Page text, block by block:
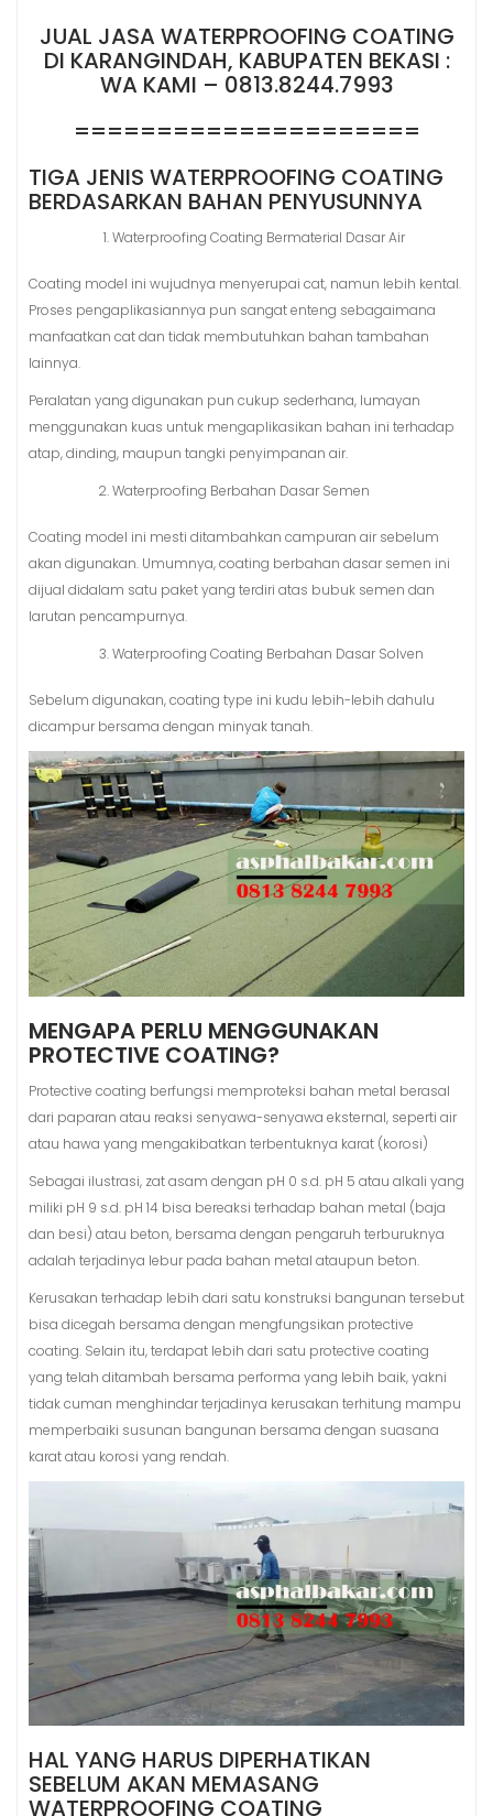
JUAL JASA WATERPROOFING COATING
DI KARANGINDAH, KABUPATEN BEKASI :
WA KAMI – 0813.8244.7993
=====================
TIGA JENIS WATERPROOFING COATING
BERDASARKAN BAHAN PENYUSUNNYA
Waterproofing Coating Bermaterial Dasar Air
Coating model ini wujudnya menyerupai cat, namun lebih kental.
Proses pengaplikasiannya pun sangat enteng sebagaimana
manfaatkan cat dan tidak membutuhkan bahan tambahan
lainnya.
Peralatan yang digunakan pun cukup sederhana, lumayan
menggunakan kuas untuk mengaplikasikan bahan ini terhadap
atap, dinding, maupun tangki penyimpanan air.
Waterproofing Berbahan Dasar Semen
Coating model ini mesti ditambahkan campuran air sebelum
akan digunakan. Umumnya, coating berbahan dasar semen ini
dijual didalam satu paket yang terdiri atas bubuk semen dan
larutan pencampurnya.
Waterproofing Coating Berbahan Dasar Solven
Sebelum digunakan, coating type ini kudu lebih-lebih dahulu
dicampur bersama dengan minyak tanah.
MENGAPA PERLU MENGGUNAKAN
PROTECTIVE COATING?
Protective coating berfungsi memproteksi bahan metal berasal
dari paparan atau reaksi senyawa-senyawa eksternal, seperti air
atau hawa yang mengakibatkan terbentuknya karat (korosi)
Sebagai ilustrasi, zat asam dengan pH 0 s.d. pH 5 atau alkali yang
miliki pH 9 s.d. pH 14 bisa bereaksi terhadap bahan metal (baja
dan besi) atau beton, bersama dengan pengaruh terburuknya
adalah terjadinya lebur pada bahan metal ataupun beton.
Kerusakan terhadap lebih dari satu konstruksi bangunan tersebut
bisa dicegah bersama dengan mengfungsikan protective
coating. Selain itu, terdapat lebih dari satu protective coating
yang telah ditambah bersama performa yang lebih baik, yakni
tidak cuman menghindar terjadinya kerusakan terhitung mampu
memperbaiki susunan bangunan bersama dengan suasana
karat atau korosi yang rendah.
HAL YANG HARUS DIPERHATIKAN
SEBELUM AKAN MEMASANG
WATERPROOFING COATING